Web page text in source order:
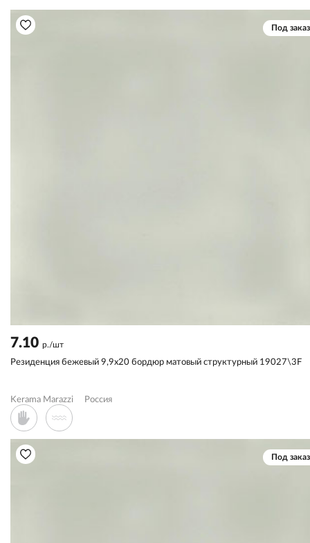
Под заказ
7.10 р./шт
Резиденция бежевый 9,9x20 бордюр матовый структурный 19027\3F
Kerama Marazzi Россия
Под заказ